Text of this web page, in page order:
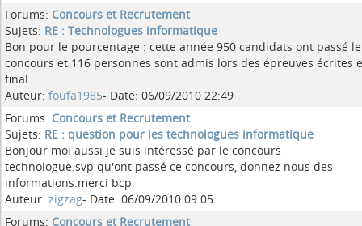
Forums: Concours et Recrutement
Sujets: RE : Technologues informatique
Bon pour le pourcentage : cette année 950 candidats ont passé le
concours et 116 personnes sont admis lors des épreuves écrites
final...
Auteur: foufa1985- Date: 06/09/2010 22:49
Forums: Concours et Recrutement
Sujets: RE : question pour les technologues informatique
Bonjour moi aussi je suis intéressé par le concours
technologue.svp qu'ont passé ce concours, donnez nous des
informations.merci bcp.
Auteur: zigzag- Date: 06/09/2010 09:05
Forums: Concours et Recrutement